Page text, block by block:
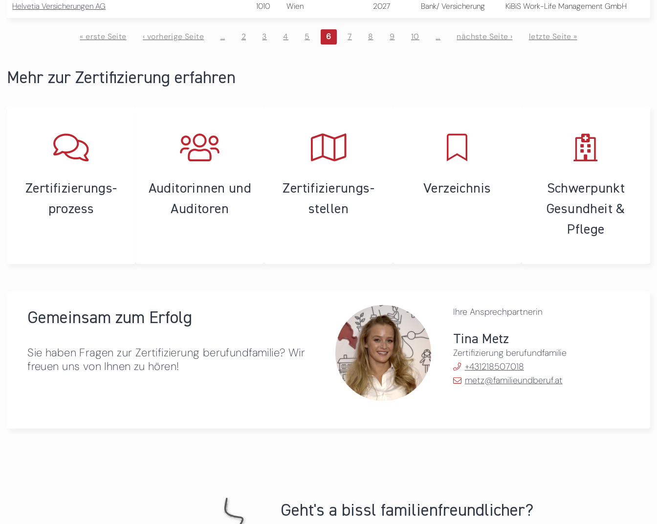
Helvetia Versicherungen AG 1010 Wien 2027 Bank/ Versicherung KiBiS Work-Life Management GmbH
« erste Seite ‹ vorherige Seite … 2 3 4 5 6 7 8 9 10 … nächste Seite › letzte Seite »
Mehr zur Zertifizierung erfahren
Zertifizierungs­
prozess
Auditorinnen und
Auditoren
Zertifizierungs­
stellen
Verzeichnis
Schwerpunkt
Gesundheit &
Pflege
Gemeinsam zum Erfolg
Sie haben Fragen zur Zertifizierung berufundfamilie? Wir
freuen uns von Ihnen zu hören!
Ihre Ansprechpartnerin
Tina Metz
Zertifizierung berufundfamilie
+431218507018
metz@familieundberuf.at
Geht's a bissl familienfreundlicher?